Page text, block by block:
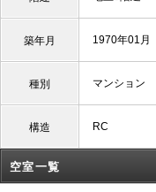
築年月 1970年01月
種別 マンション
構造 RC
空室一覧